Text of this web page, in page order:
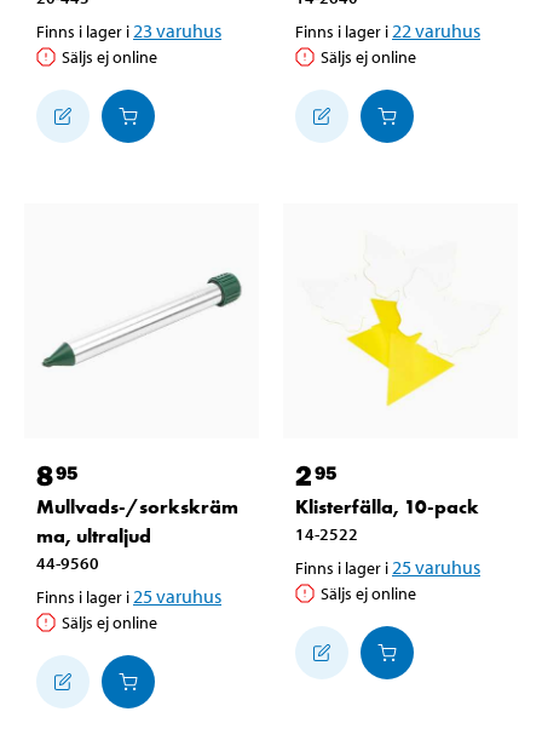
Finns i lager i 23 varuhus
Säljs ej online
Finns i lager i 22 varuhus
Säljs ej online
895
Mullvads-/sorkskräm
ma, ultraljud
44-9560
Finns i lager i 25varuhus
Säljs ej online
295
Klisterfälla, 10-pack
14-2522
Finns i lager i 25varuhus
Säljs ej online